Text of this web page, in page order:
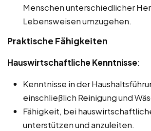
Menschen unterschiedlicher
Lebensweisen umzugehen.
Praktische Fähigkeiten
Hauswirtschaftliche Kenntnisse:
Kenntnisse in der
einschließlich Reinigung und
Fähigkeit, bei
unterstützen und anzuleiten.